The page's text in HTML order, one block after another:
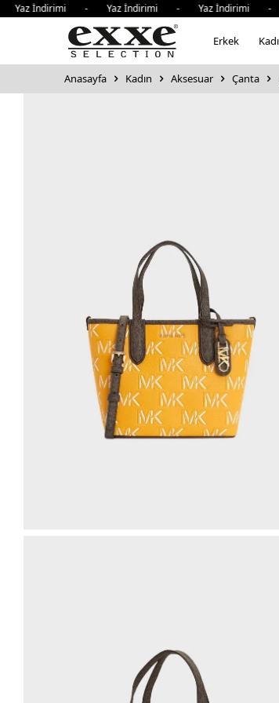
İndirimi - Yaz İndirimi - Yaz İndirimi -
Erkek
Anasayfa Kadın Aksesuar Çanta